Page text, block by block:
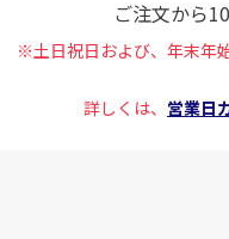
ご注文から
※土日祝日および、年末年
詳しくは、 営業日